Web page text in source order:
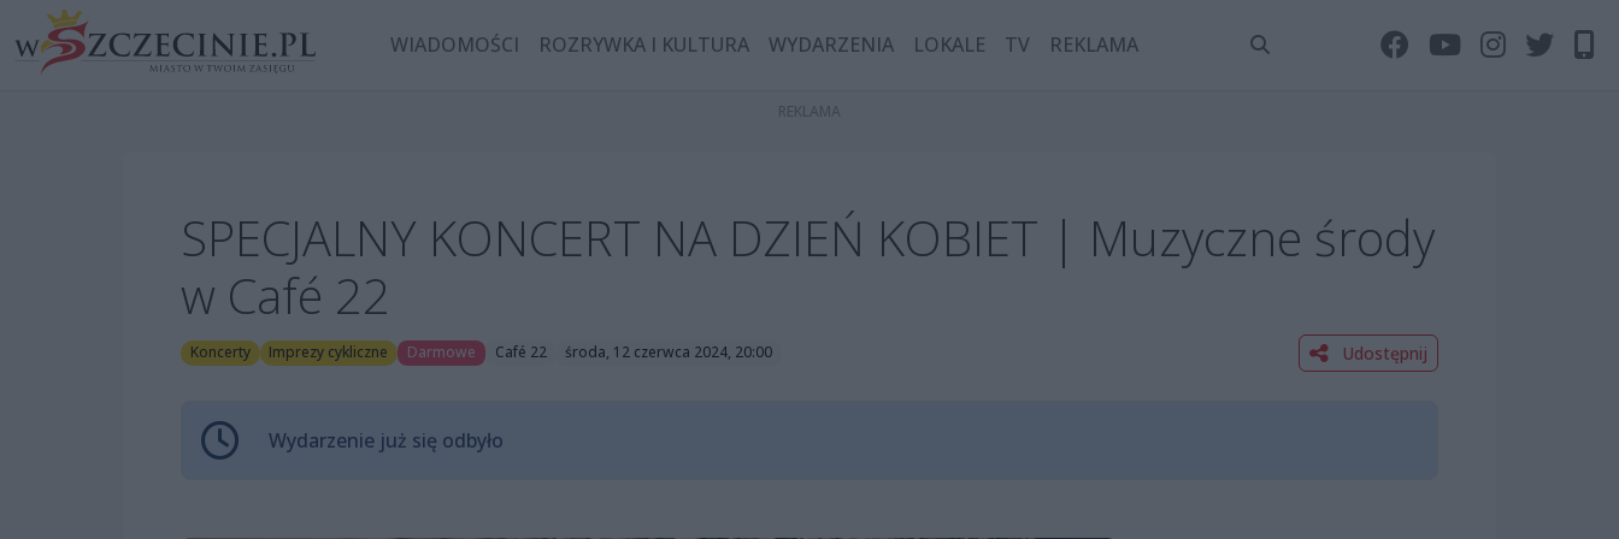
WIADOMOŚCI ROZRYWKA I KULTURA WYDARZENIA LOKALE TV REKLAMA
SPECJALNY KONCERT NA DZIEŃ KOBIET | Muzyczne środy
w Café 22
Koncerty Imprezy cykliczne Darmowe Café 22 środa, 12 czerwca 2024, 20:00 Udostępnij
Wydarzenie już się odbyło